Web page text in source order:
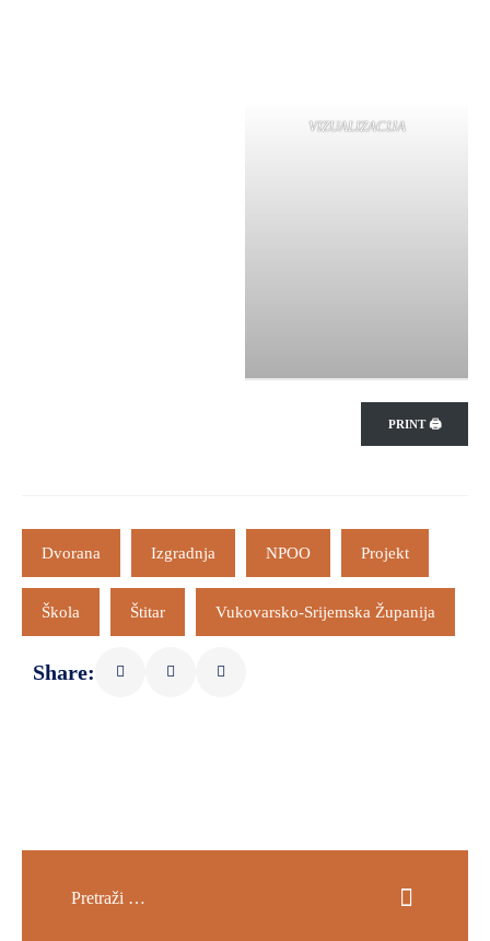
VIZUALIZACIJA
PRINT 🖨
Dvorana Izgradnja NPOO Projekt
Škola Štitar Vukovarsko-Srijemska Županija
Share: